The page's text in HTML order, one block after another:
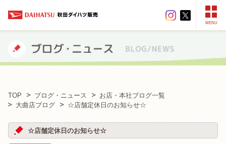
MENU
TOP ブログ・ニュース
お店・本社ブログ一覧
大曲店ブログ
☆店舗定休日のお知らせ☆
☆店舗定休日のお知らせ☆